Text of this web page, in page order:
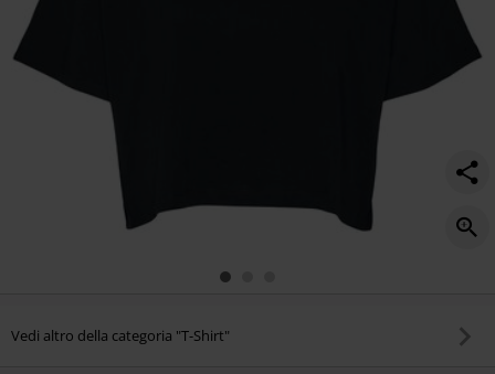
Vedi altro della categoria "T-Shirt"